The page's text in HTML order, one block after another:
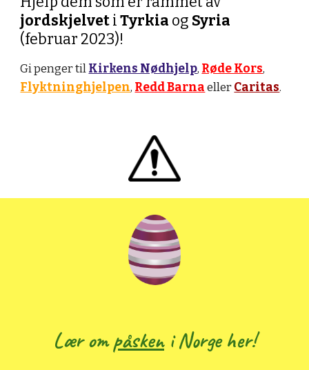
jordskjelvetiTyrkia og Syria
(februar 2023)!
Gi penger tilKirkens Nødhjelp, Røde Kors,
Flyktninghjelpen, Redd BarnaellerCaritas.
Lær ompåskeni Norge her!